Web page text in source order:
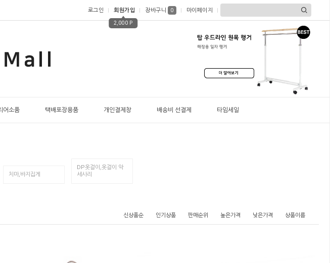
로그인 회원가입
2,000 P
장바구니 0 마이페이지
어소품 택배포장용품 개인결제창 배송비 선결제 타임세일
치마,바지집게
DP옷걸이,옷걸이 악
세사리
신상품순 인기상품 판매순위 높은가격 낮은가격 상품이름